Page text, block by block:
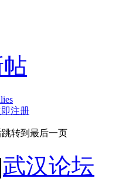
注册
跳转到最后一页
|武汉论坛